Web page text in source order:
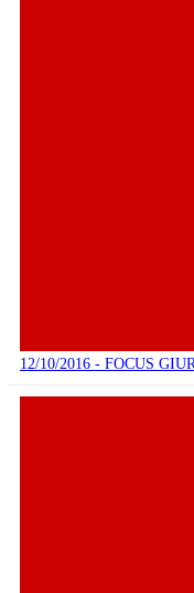
12/10/2016 - FOCUS